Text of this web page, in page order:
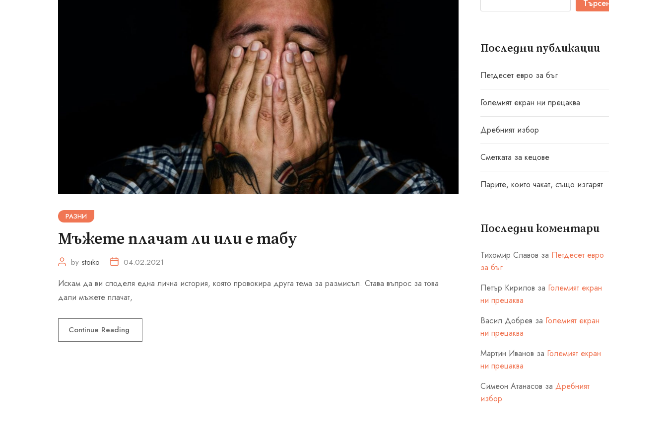
РАЗНИ
Мъжете плачат ли или е табу
by stoiko 04.02.2021
Искам да ви споделя една лична история, която провокира друга тема за размисъл. Става въпрос за това
дали мъжете плачат,
Continue Reading
Търсене
Последни публикации
Петдесет евро за бъг
Големият екран ни прецаква
Дребният избор
Сметката за кецове
Парите, които чакат, също изгарят
Последни коментари
Тихомир Славов за Петдесет евро
за бъг
Петър Кирилов за Големият екран
ни прецаква
Васил Добрев за Големият екран
ни прецаква
Мартин Иванов за Големият екран
ни прецаква
Симеон Атанасов за Дребният
избор